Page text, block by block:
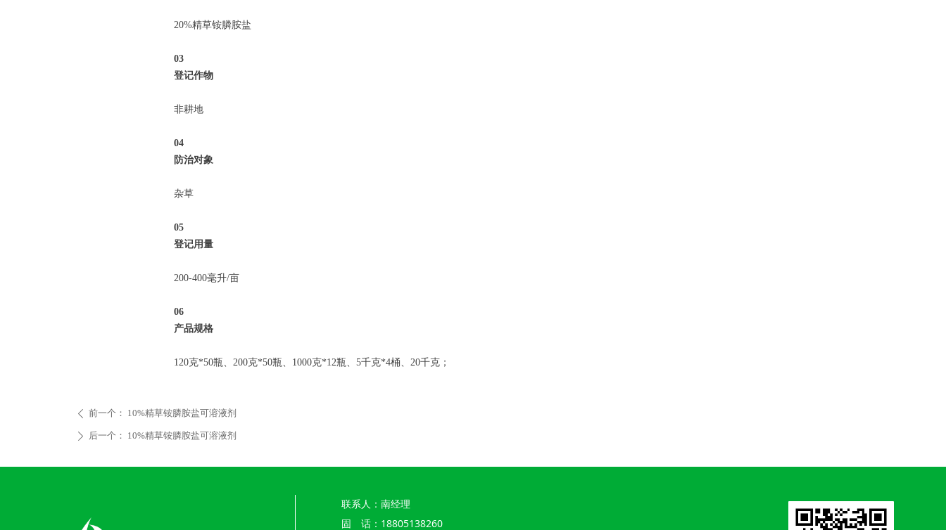
20%精草铵膦胺盐
03
登记作物
非耕地
04
防治对象
杂草
05
登记用量
200-400毫升/亩
06
产品规格
120克*50瓶、200克*50瓶、1000克*12瓶、5千克*4桶、20千克；
ꄴ 前一个： 10%精草铵膦胺盐可溶液剂
ꄲ 后一个： 10%精草铵膦胺盐可溶液剂
联系人：南经理
固 话：18805138260